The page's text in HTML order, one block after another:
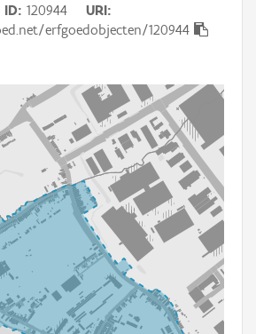
ID 120944
URI
erfgoedobjecten/120944